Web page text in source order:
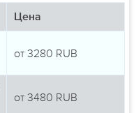
Цена
от 3280 RUB
от 3480 RUB